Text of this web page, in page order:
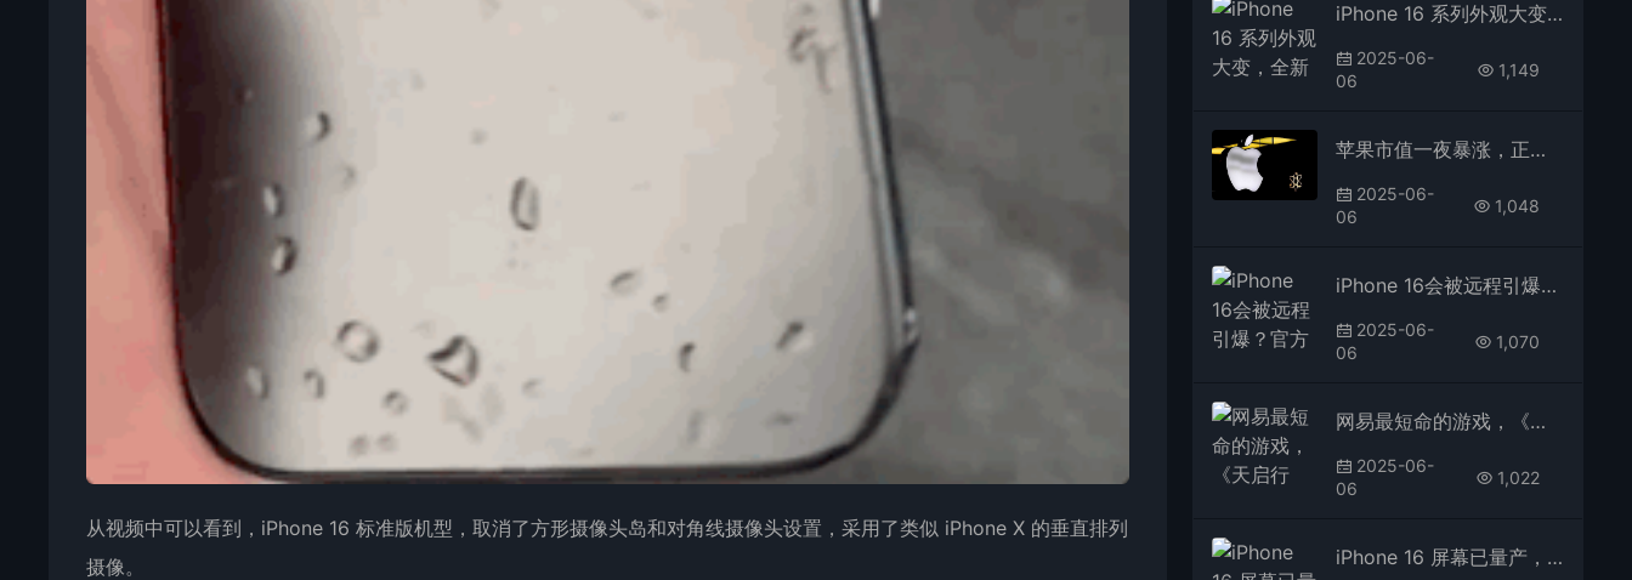
从视频中可以看到，iPhone 16 标准版机型，取消了方形摄像头岛和对角线摄像头设置，采用了类似 iPhone X 的垂直排列
摄像。
iPhone 16 系列外观大变，全新相机岛设计！
2025-06-
06
1,149
苹果市值一夜暴涨，正酝酿重大升级
2025-06-
06
1,048
iPhone 16会被远程引爆？官方回应了
2025-06-
06
1,070
网易最短命的游戏，《天启行动》官宣停服！
2025-06-
06
1,022
iPhone 16 屏幕已量产，首发国产屏！